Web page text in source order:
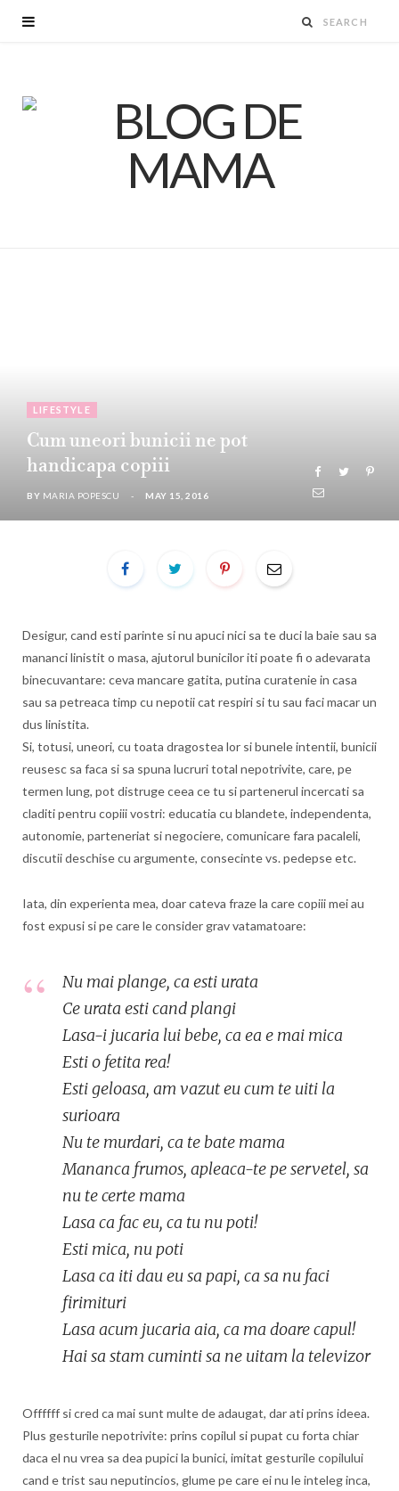
LIFESTYLE
Cum uneori bunicii ne pot
handicapa copiii
BY MARIA POPESCU MAY 15, 2016
Desigur, cand esti parinte si nu apuci nici sa te duci la baie sau sa
mananci linistit o masa, ajutorul bunicilor iti poate fi o adevarata
binecuvantare: ceva mancare gatita, putina curatenie in casa
sau sa petreaca timp cu nepotii cat respiri si tu sau faci macar un
dus linistita.
Si, totusi, uneori, cu toata dragostea lor si bunele intentii, bunicii
reusesc sa faca si sa spuna lucruri total nepotrivite, care, pe
termen lung, pot distruge ceea ce tu si partenerul incercati sa
claditi pentru copiii vostri: educatia cu blandete, independenta,
autonomie, parteneriat si negociere, comunicare fara pacaleli,
discutii deschise cu argumente, consecinte vs. pedepse etc.
Iata, din experienta mea, doar cateva fraze la care copiii mei au
fost expusi si pe care le consider grav vatamatoare:
Nu mai plange, ca esti urata
Ce urata esti cand plangi
Lasa-i jucaria lui bebe, ca ea e mai mica
Esti o fetita rea!
Esti geloasa, am vazut eu cum te uiti la
surioara
Nu te murdari, ca te bate mama
Mananca frumos, apleaca-te pe servetel, sa
nu te certe mama
Lasa ca fac eu, ca tu nu poti!
Esti mica, nu poti
Lasa ca iti dau eu sa papi, ca sa nu faci
firimituri
Lasa acum jucaria aia, ca ma doare capul!
Hai sa stam cuminti sa ne uitam la televizor
Offffff si cred ca mai sunt multe de adaugat, dar ati prins ideea.
Plus gesturile nepotrivite: prins copilul si pupat cu forta chiar
daca el nu vrea sa dea pupici la bunici, imitat gesturile copilului
cand e trist sau neputincios, glume pe care ei nu le inteleg inca,